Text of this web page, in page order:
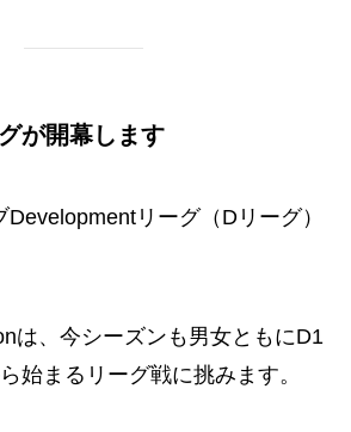
が開幕します
リーグ（Dリーグ）
は、今シーズンも男女ともにD1
始まるリーグ戦に挑みます。